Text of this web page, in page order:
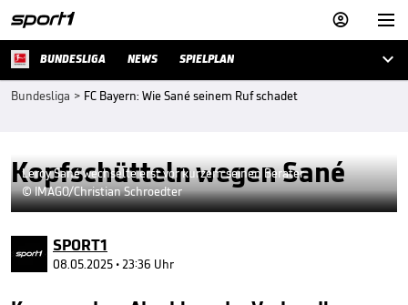


BUNDESLIGA NEWS SPIELPLAN 
Bundesliga > FC Bayern: Wie Sané seinem Ruf schadet
Kopfschütteln wegen Sané
Leroy Sané wechselte erst vor kurzem seinen Berater
© IMAGO/Christian Schroedter
SPORT1
08.05.2025 • 23:36 Uhr